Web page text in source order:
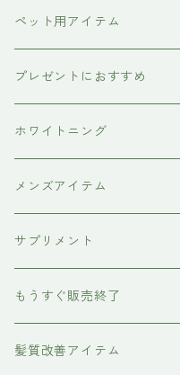
インプライム
クロマID
オールインワンジェル
ボディソープ
洗顔料
炭酸洗顔フォーム
エイジングケア
ペット用アイテム
犬用シャンプー
ペット用ブラシ
サプリメント
プレゼントにおすすめ
男性にプレゼント
女性にプレゼント
ホワイトニング
歯磨き粉
メンズアイテム
ボディケア
除毛クリーム
育毛ケア
養毛剤
フェイスケア
サプリメント
犬用
もうすぐ販売終了
髪質改善アイテム